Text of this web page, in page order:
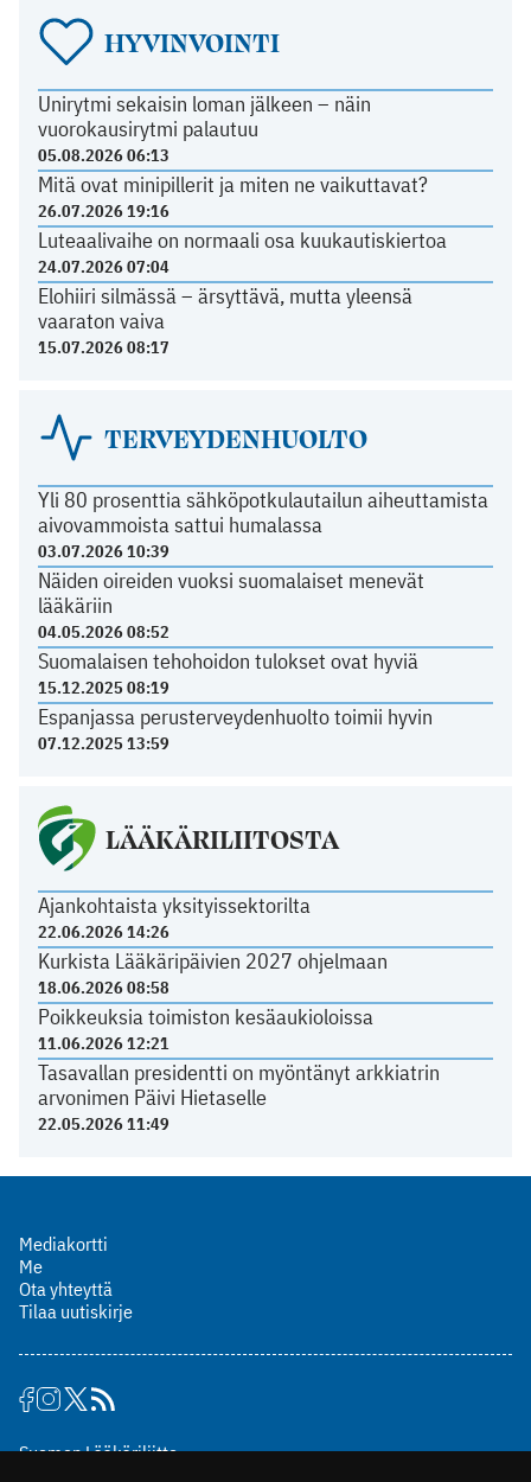
HYVINVOINTI
Unirytmi sekaisin loman jälkeen – näin
vuorokausirytmi palautuu
05.08.2026 06:13
Mitä ovat minipillerit ja miten ne vaikuttavat?
26.07.2026 19:16
Luteaalivaihe on normaali osa kuukautiskiertoa
24.07.2026 07:04
Elohiiri silmässä – ärsyttävä, mutta yleensä
vaaraton vaiva
15.07.2026 08:17
TERVEYDENHUOLTO
Yli 80 prosenttia sähköpotkulautailun aiheuttamista
aivovammoista sattui humalassa
03.07.2026 10:39
Näiden oireiden vuoksi suomalaiset menevät
lääkäriin
04.05.2026 08:52
Suomalaisen tehohoidon tulokset ovat hyviä
15.12.2025 08:19
Espanjassa perusterveydenhuolto toimii hyvin
07.12.2025 13:59
LÄÄKÄRILIITOSTA
Ajankohtaista yksityissektorilta
22.06.2026 14:26
Kurkista Lääkäripäivien 2027 ohjelmaan
18.06.2026 08:58
Poikkeuksia toimiston kesäaukioloissa
11.06.2026 12:21
Tasavallan presidentti on myöntänyt arkkiatrin
arvonimen Päivi Hietaselle
22.05.2026 11:49
Mediakortti
Me
Ota yhteyttä
Tilaa uutiskirje
Suomen Lääkäriliitto